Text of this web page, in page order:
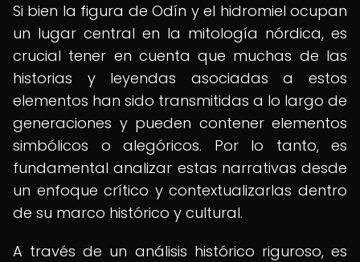
Si bien la figura de Odín y el hidromiel ocupan
un lugar central en la mitología nórdica, es
crucial tener en cuenta que muchas de las
historias y leyendas asociadas a estos
elementos han sido transmitidas a lo largo de
generaciones y pueden contener elementos
simbólicos o alegóricos. Por lo tanto, es
fundamental analizar estas narrativas desde
un enfoque crítico y contextualizarlas dentro
de su marco histórico y cultural.
A través de un análisis histórico riguroso, es